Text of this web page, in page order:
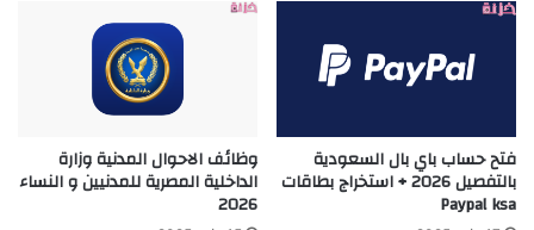
فتح حساب باي بال السعودية
بالتفصيل 2026 + استخراج بطاقات
Paypal ksa
وظائف الاحوال المدنية وزارة
الداخلية المصرية للمدنيين و النساء
2026